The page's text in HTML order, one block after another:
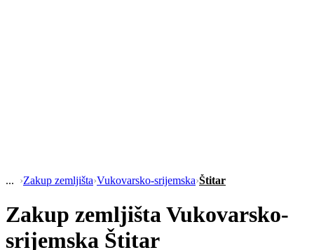
›Zakup zemljišta›Vukovarsko-srijemska›Štitar
Zakup zemljišta Vukovarsko-
srijemska Štitar